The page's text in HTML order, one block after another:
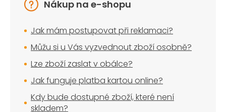
Nákup na e-shopu
Jak mám postupovat při reklamaci?
Můžu si u Vás vyzvednout zboží osobně?
Lze zboží zaslat v obálce?
Jak funguje platba kartou online?
Kdy bude dostupné zboží, které není
skladem?